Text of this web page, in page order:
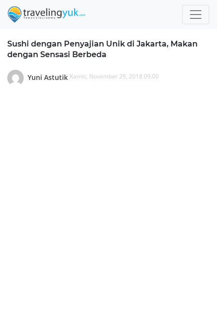
Sushi dengan Penyajian Unik di Jakarta, Makan
dengan Sensasi Berbeda
Yuni Astutik Kamis, November 29, 2018 09.00